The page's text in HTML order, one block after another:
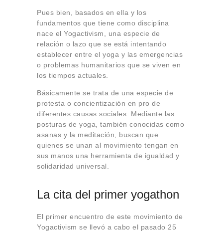
Pues bien, basados en ella y los
fundamentos que tiene como disciplina
nace el Yogactivism, una especie de
relación o lazo que se está intentando
establecer entre el yoga y las emergencias
o problemas humanitarios que se viven en
los tiempos actuales.
Básicamente se trata de una especie de
protesta o concientización en pro de
diferentes causas sociales. Mediante las
posturas de yoga, también conocidas como
asanas y la meditación, buscan que
quienes se unan al movimiento tengan en
sus manos una herramienta de igualdad y
solidaridad universal.
La cita del primer yogathon
El primer encuentro de este movimiento de
Yogactivism se llevó a cabo el pasado 25